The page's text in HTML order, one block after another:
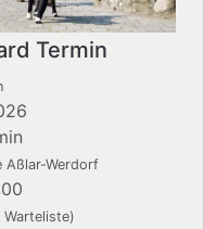
Termin
Aßlar-Werdorf